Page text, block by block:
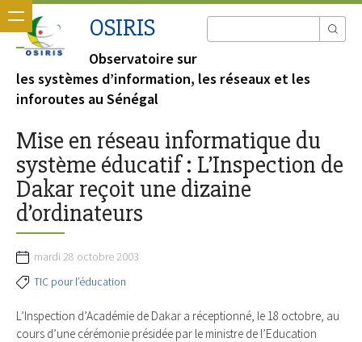
OSIRIS
Observatoire sur
les systèmes d’information, les réseaux et les
inforoutes au Sénégal
Mise en réseau informatique du
système éducatif : L’Inspection de
Dakar reçoit une dizaine
d’ordinateurs
mardi 28 octobre 2003
TIC pour l’éducation
L’Inspection d’Académie de Dakar a réceptionné, le 18 octobre, au
cours d’une cérémonie présidée par le ministre de l’Education